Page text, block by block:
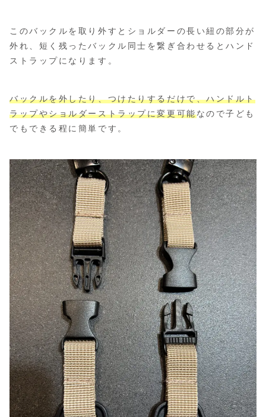
このバックルを取り外すとショルダーの長い紐の部分が
外れ、短く残ったバックル同士を繋ぎ合わせるとハンド
ストラップになります。
バックルを外したり、つけたりするだけで、ハンドルト
ラップやショルダーストラップに変更可能なので子ども
でもできる程に簡単です。